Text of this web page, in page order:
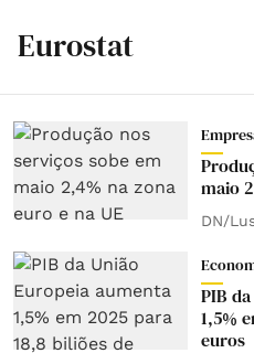
Eurostat
maio
DN/
PIB
1,5%
euros